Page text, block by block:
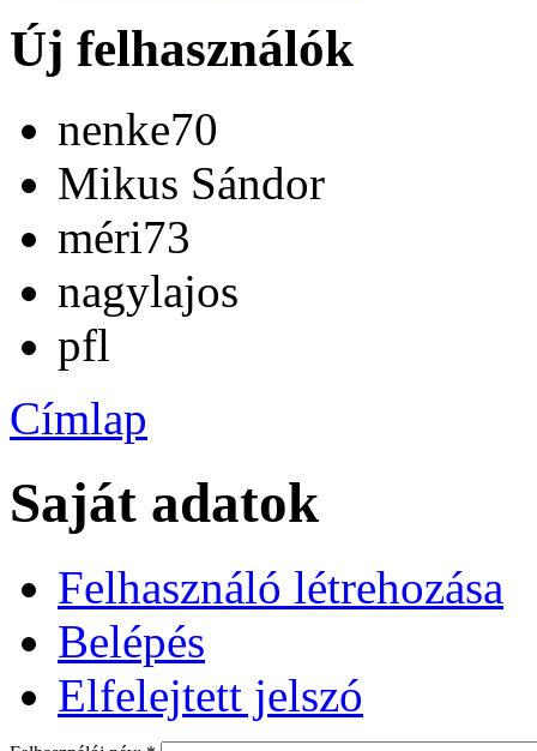
Új felhasználók
nenke70
Mikus Sándor
méri73
nagylajos
pfl
Címlap
Saját adatok
Felhasználó létrehozása
Belépés
Elfelejtett jelszó